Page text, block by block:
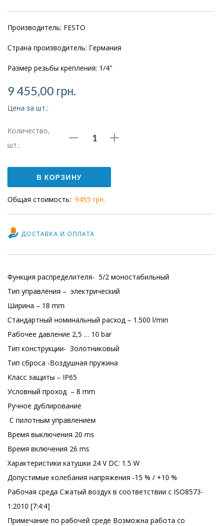
Производитель: FESTO
Страна производитель: Германия
Размер резьбы крепления: 1/4"
9 455,00 грн.
Цена за шт.:
Количество,
шт.:
Количество
CPE18-
M1H-
5L-
1/4
В КОРЗИНУ
Общая стоимость: 9455 грн.
ДОСТАВКА И ОПЛАТА
Функция распределителя- 5/2 моностабильный
Тип управления – электрический
Ширина – 18 mm
Стандартный номинальный расход – 1.500 l/min
Рабочее давление 2,5 … 10 bar
Тип конструкции- Золотниковый
Тип сброса -Воздушная пружина
Класс защиты – IP65
Условный проход – 8 mm
Ручное дублирование
С пилотным управлением
Время выключения 20 ms
Время включения 26 ms
Характеристики катушки 24 V DC: 1.5 W
Допустимые колебания напряжения -15 % / +10 %
Рабочая среда Сжатый воздух в соответствии с ISO8573-
1:2010 [7:4:4]
Примечание по рабочей среде Возможна работа со